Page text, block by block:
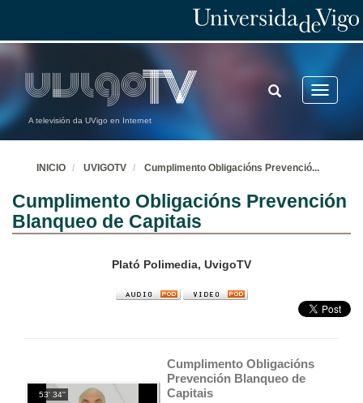
A televisión da UVigo en Internet
Toggle
TOGGLE
SEARCH
INICIO UVIGOTV Cumplimento Obligacións Prevenció...
Cumplimento Obligacións Prevención
Blanqueo de Capitais
Plató Polimedia, UvigoTV
53' 34''
Cumplimento Obligacións
Prevención Blanqueo de
Capitais